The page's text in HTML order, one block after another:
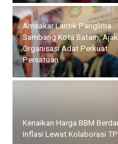
Sekda Firmansyah
Rakor Evaluasi
Informasi dan
Komunikasi Sandi
Tingkatkan Layanan
dan Musala PN Batam